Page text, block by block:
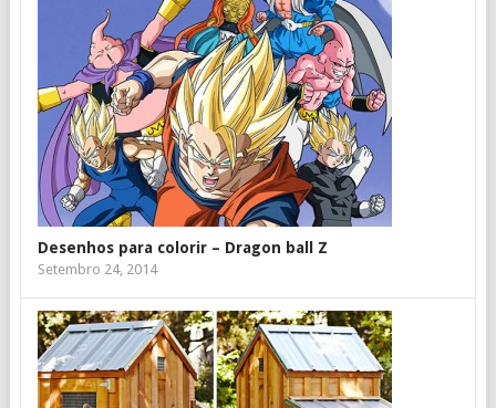
Desenhos para colorir – Dragon ball Z
Setembro 24, 2014